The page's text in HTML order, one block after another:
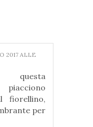
2017 ALLE
questa
piacciono
per